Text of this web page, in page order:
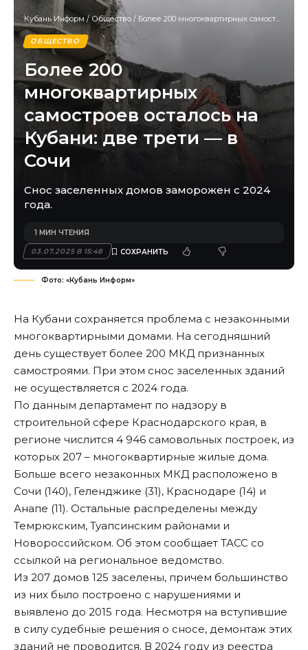
Кубань Информ / Общество / Более 200 многоквартирных самостроев осталось на Кубани: две трети — в Сочи
ОБЩЕСТВО
Более 200
многоквартирных
самостроев осталось на
Кубани: две трети — в
Сочи
Снос заселенных домов заморожен с 2024
года.
03.07.2025 В 15:48
1 МИН ЧТЕНИЯ
Фото: «Кубань Информ»
На Кубани сохраняется проблема с незаконными
многоквартирными домами. На сегодняшний
день существует более 200 МКД признанных
самостроями. При этом снос заселенных зданий
не осуществляется с 2024 года.
По данным департамент по надзору в
строительной сфере Краснодарского края, в
регионе числится 4 946 самовольных построек, из
которых 207 – многоквартирные жилые дома.
Больше всего незаконных МКД расположено в
Сочи (140), Геленджике (31), Краснодаре (14) и
Анапе (11). Остальные распределены между
Темрюкским, Туапсинским районами и
Новороссийском. Об этом сообщает ТАСС со
ссылкой на региональное ведомство.
Из 207 домов 125 заселены, причем большинство
из них было построено с нарушениями и
выявлено до 2015 года. Несмотря на вступившие
в силу судебные решения о сносе, демонтаж этих
зданий не проводится. В 2024 году из реестра